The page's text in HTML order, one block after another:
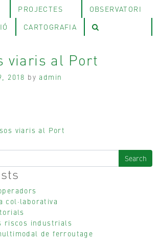
PROJECTES
OBSERVATORI
CARTOGRAFIA
viaris al Port
2018 byadmin
viaris al Port
col·laborativa
riscos industrials
de ferroutage